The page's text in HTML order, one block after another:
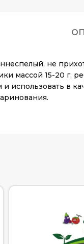
не
массой 15-20
и использовать в